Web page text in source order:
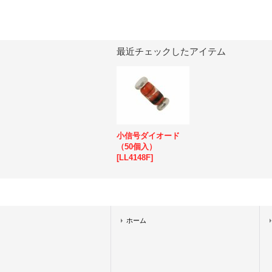
最近チェックしたアイテム
小信号ダイオード
（50個入）
[LL4148F]
ホーム